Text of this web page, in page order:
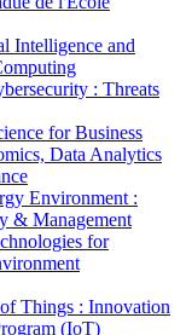
and
: Threats
for Business
Data Analytics
Environment :
& Management
for
Things : Innovation
(IoT)